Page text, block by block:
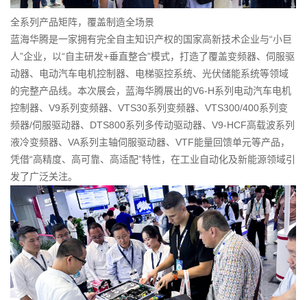
全系列产品矩阵，覆盖制造全场景
蓝海华腾是一家拥有完全自主知识产权的国家高新技术企业与“小巨
人”企业，以“自主研发+垂直整合”模式，打造了覆盖变频器、伺服驱
动器、电动汽车电机控制器、电梯驱控系统、光伏储能系统等领域
的完整产品线。本次展会，蓝海华腾展出的V6-H系列电动汽车电机
控制器、V9系列变频器、VTS30系列变频器、VTS300/400系列变
频器/伺服驱动器、DTS800系列多传动驱动器、V9-HCF高载波系列
液冷变频器、VA系列主轴伺服驱动器、VTF能量回馈单元等产品，
凭借“高精度、高可靠、高适配”特性，在工业自动化及新能源领域引
发了广泛关注。